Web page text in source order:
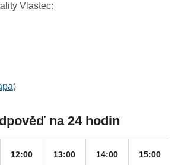
Vlastec:
)
na 24 hodin
12:00 13:00 14:00 15:00